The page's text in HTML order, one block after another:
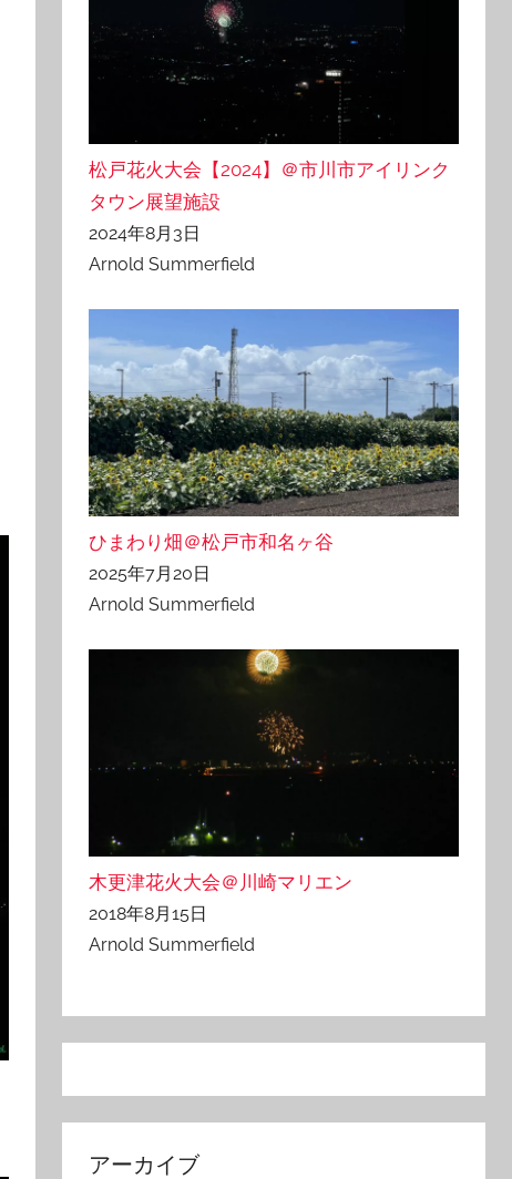
松戸花火大会【2024】＠市川市アイリンク
タウン展望施設
2024年8月3日
Arnold Summerfield
ひまわり畑＠松戸市和名ヶ谷
2025年7月20日
Arnold Summerfield
木更津花火大会＠川崎マリエン
2018年8月15日
Arnold Summerfield
アーカイブ